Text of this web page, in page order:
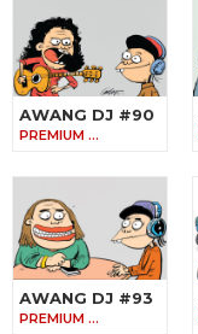
AWANG DJ #90
PREMIUM …
AWANG DJ #93
PREMIUM …